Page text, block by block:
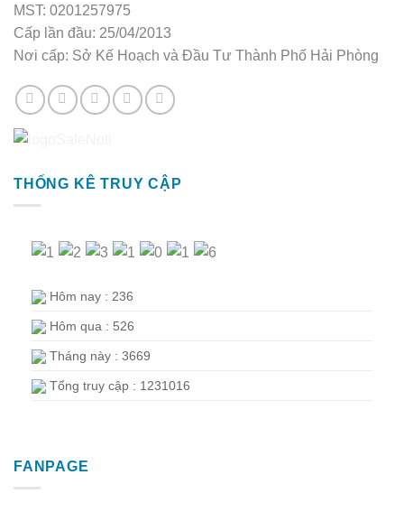
MST: 0201257975
Cấp lần đầu: 25/04/2013
Nơi cấp: Sở Kế Hoạch và Đầu Tư Thành Phố Hải Phòng
THỐNG KÊ TRUY CẬP
Hôm nay : 236
Hôm qua : 526
Tháng này : 3669
Tổng truy cập : 1231016
FANPAGE